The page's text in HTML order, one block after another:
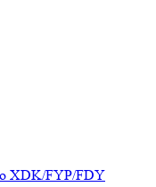
XDK/FYP/FDY